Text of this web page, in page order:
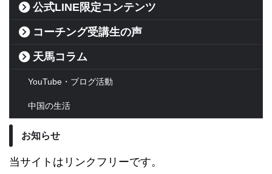
公式LINE限定コンテンツ
コーチング受講生の声
天馬コラム
YouTube・ブログ活動
中国の生活
お知らせ
当サイトはリンクフリーです。